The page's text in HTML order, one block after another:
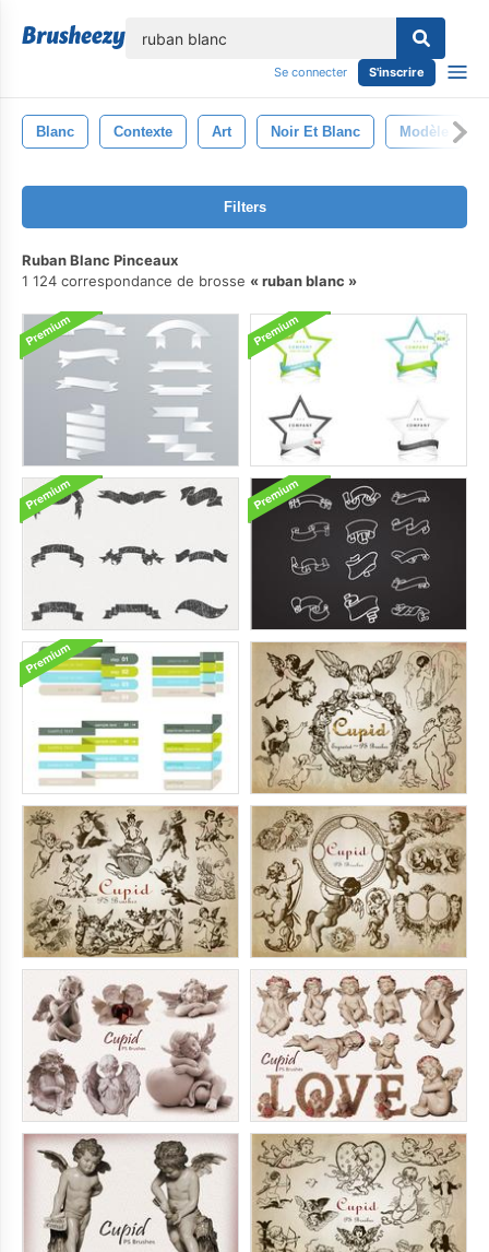
Se connecter S'inscrire
Blanc Contexte Art Noir Et Blanc Modèle
Filters
Ruban Blanc Pinceaux
1 124 correspondance de brosse
ruban blanc